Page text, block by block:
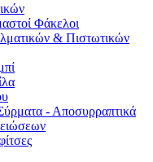
Φάκελοι
& Πιστωτικών
- Αποσυρραπτικά